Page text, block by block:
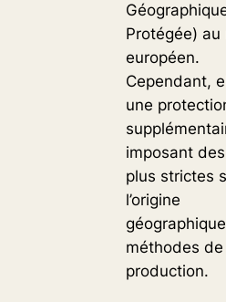
Protégée) au
européen.
Cependant,
une
imposant
plus strictes
l’origine
méthodes de
production.